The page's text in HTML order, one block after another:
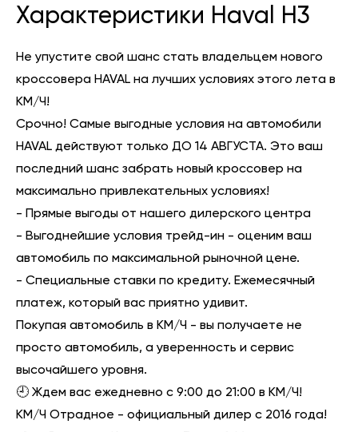
Характеристики Haval H3
Не упустите свой шанс стать владельцем нового
кроссовера HAVAL на лучших условиях этого лета в
КМ/Ч!
Срочно! Самые выгодные условия на автомобили
HAVAL действуют только ДО 14 АВГУСТА. Это ваш
последний шанс забрать новый кроссовер на
максимально привлекательных условиях!
- Прямые выгоды от нашего дилерского центра
- Выгоднейшие условия трейд-ин - оценим ваш
автомобиль по максимальной рыночной цене.
- Специальные ставки по кредиту. Ежемесячный
платеж, который вас приятно удивит.
Покупая автомобиль в КМ/Ч - вы получаете не
просто автомобиль, а уверенность и сервис
высочайшего уровня.
🕘 Ждем вас ежедневно с 9:00 до 21:00 в КМ/Ч!
КМ/Ч Отрадное - официальный дилер с 2016 года!